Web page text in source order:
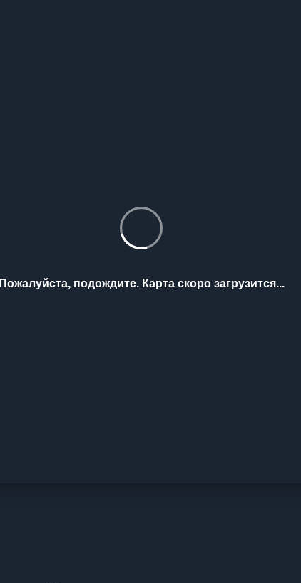
Пожалуйста, подождите. Карта скоро загрузится...